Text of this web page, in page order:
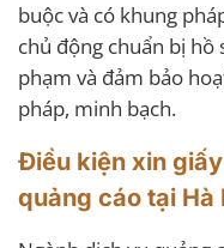
buộc và có khung
chủ động chuẩn bị
phạm và đảm bảo
pháp, minh bạch.
Điều kiện xin
quảng cáo tại Hà